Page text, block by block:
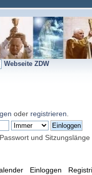
Webseite ZDW
oder registrieren
und Sitzungslänge
Einloggen